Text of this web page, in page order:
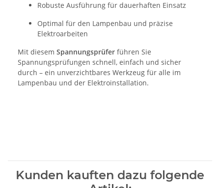
Robuste Ausführung für dauerhaften Einsatz
Optimal für den Lampenbau und präzise
Elektroarbeiten
Mit diesem Spannungsprüfer führen Sie
Spannungsprüfungen schnell, einfach und sicher
durch – ein unverzichtbares Werkzeug für alle im
Lampenbau und der Elektroinstallation.
Kunden kauften dazu folgende